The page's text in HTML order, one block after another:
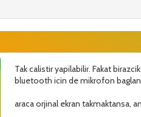
Tak calistir yapilabilir. Fakat
bluetooth icin de mikrofon
araca orjinal ekran takmaktansa,